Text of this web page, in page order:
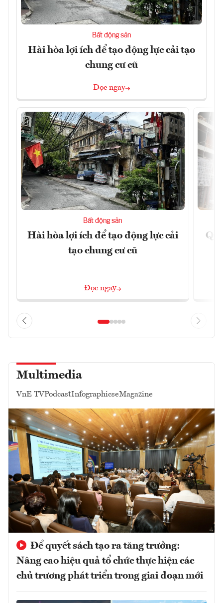
Bất động sản
Hài hòa lợi ích để tạo động lực cải tạo
chung cư cũ
Đọc ngay
Bất động sản
Hài hòa lợi ích để tạo động lực cải
tạo chung cư cũ
Đọc ngay
Multimedia
VnE TVPodcastInfographicseMagazine
Để quyết sách tạo ra tăng trưởng:
Nâng cao hiệu quả tổ chức thực hiện các
chủ trương phát triển trong giai đoạn mới